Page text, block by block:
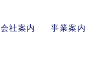
会社案内 事業案内